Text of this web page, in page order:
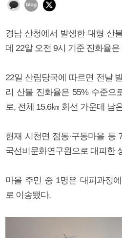
경남 산청에서 발생한 대형 산
데 22알 오전 9시 기준 진화율
22일 산림당국에 따르면 전날
리 산불 진화율은 55% 수준으
로, 전체 15.6㎞ 화선 가운데 남
현재 시천면 점동·구동마을 등
국선비문화연구원으로 대피한
마을 주민 중 1명은 대피과정
로 이송됐다.